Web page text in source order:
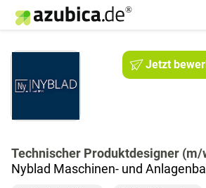
Jetzt
Technischer Produktdesigner
Nyblad Maschinen- und